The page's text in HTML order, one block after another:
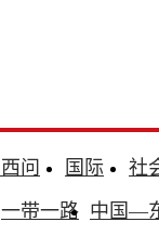
问 国际
社
一带一路 中国—